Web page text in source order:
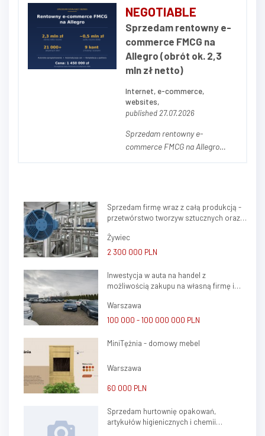
wieloletniej pracy jako pary, a
później małżeństwa. Przez 17 lat
wkładaliśmy w ten projekt dużo
zaangażowania i serca. Po
rozstaniu i rozwo...
NEGOTIABLE
Sprzedam rentowny e-
commerce FMCG na
Allegro (obrót ok. 2,3
mln zł netto)
Internet, e-commerce,
websites,
published 27.07.2026
Sprzedam rentowny e-
commerce FMCG na Allegro
na Allegro, oparty o BaseLinker i
własne oprogramowanie do
zarządzania sprzedażą. Bizne...
Sprzedam firmę wraz z całą produkcją -
przetwórstwo tworzyw sztucznych oraz
Żywiec
2 300 000 PLN
Inwestycja w auta na handel z
możliwością zakupu na własną firmę i
Warszawa
100 000 - 100 000 000 PLN
MiniTężnia - domowy mebel
Warszawa
60 000 PLN
Sprzedam hurtownię opakowań,
artykułów higienicznych i chemii